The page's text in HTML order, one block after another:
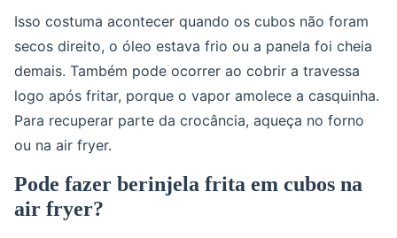
Isso costuma acontecer quando os cubos não foram
secos direito, o óleo estava frio ou a panela foi cheia
demais. Também pode ocorrer ao cobrir a travessa
logo após fritar, porque o vapor amolece a casquinha.
Para recuperar parte da crocância, aqueça no forno
ou na air fryer.
Pode fazer berinjela frita em cubos na
air fryer?